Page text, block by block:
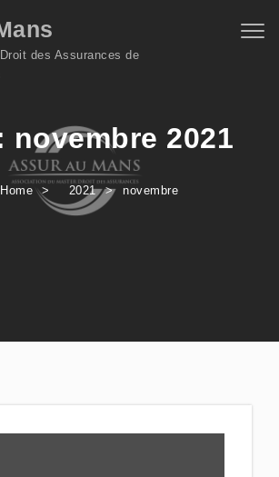
des Assurances de
novembre 2021
Home 2021 novembre